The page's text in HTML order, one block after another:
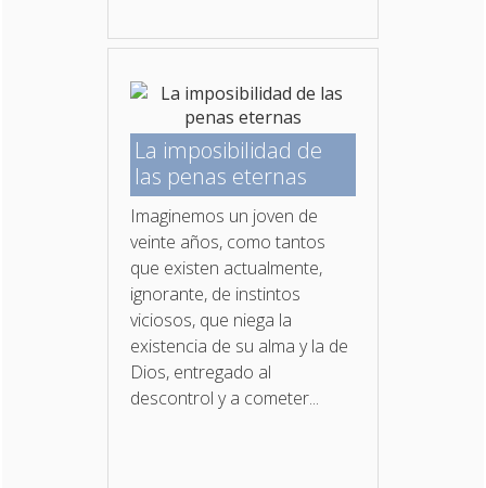
La imposibilidad de
las penas eternas
Imaginemos un joven de
veinte años, como tantos
que existen actualmente,
ignorante, de instintos
viciosos, que niega la
existencia de su alma y la de
Dios, entregado al
descontrol y a cometer...